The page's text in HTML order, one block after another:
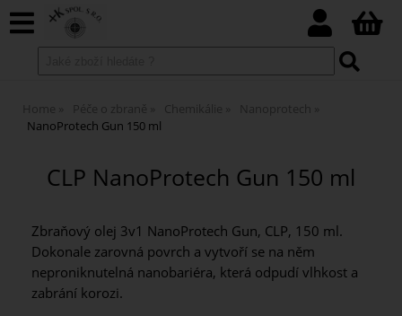
Home Péče o zbraně Chemikálie
Nanoprotech
NanoProtech Gun 150 ml
CLP NanoProtech Gun 150 ml
Zbraňový olej 3v1 NanoProtech Gun, CLP, 150 ml.
Dokonale zarovná povrch a vytvoří se na něm
neproniknutelná nanobariéra, která odpudí vlhkost a
zabrání korozi.